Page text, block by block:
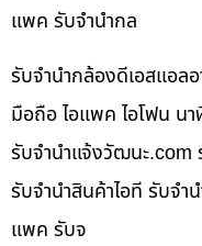
แพค รับจำนำกล
รับจำนำกล้องดีเอสแอล
มือถือ ไอแพค ไอโฟน น
รับจํานําแจ้งวัฒนะ.com
รับจำนำสินค้าไอที รับจำ
แพค รับจ